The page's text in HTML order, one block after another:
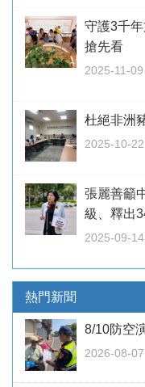
守護3千
搶先看
2025-11-
杜絕非洲
2025-10-
張麗善籲
級、釋出
2025-09-
熱門新聞
8/10防空
2026-08-